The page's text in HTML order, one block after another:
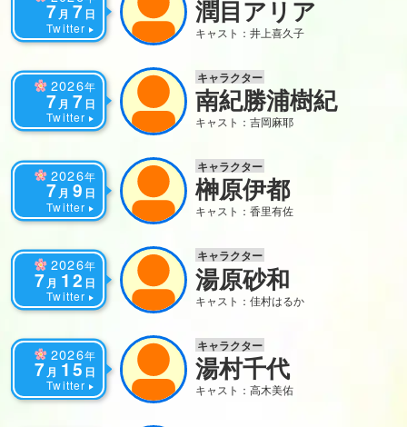
7月 7 日
Twitter
潤目アリア
キャスト：井上喜久子
2026年
7月 7 日
Twitter
キャラクター
南紀勝浦樹紀
キャスト：吉岡麻耶
2026年
7月 9 日
Twitter
キャラクター
榊原伊都
キャスト：香里有佐
2026年
7 月 12 日
Twitter
キャラクター
湯原砂和
キャスト：佳村はるか
2026年
7月 15 日
Twitter
キャラクター
湯村千代
キャスト：高木美佑